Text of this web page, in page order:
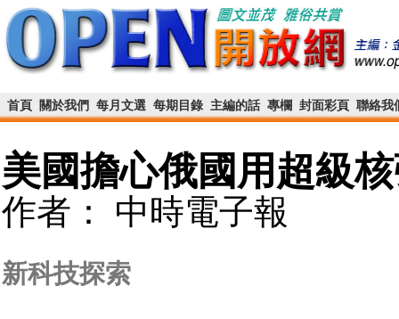
首頁 關於我們 每月文選 每期目錄 主編的話 專欄 封面彩頁 聯絡我
美國擔心俄國用超級
作者： 中時電子報
新科技探索